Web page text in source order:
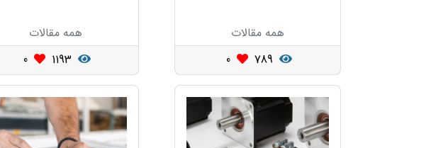
همه مقالات
789
0
همه مقالات
1193
0